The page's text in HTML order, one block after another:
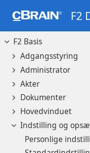
F2
Manuals
F2 Basis
Adgangsstyring
Administrator
Akter
Dokumenter
Hovedvinduet
Indstilling og
Personlige